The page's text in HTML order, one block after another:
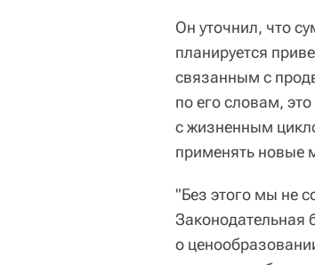
Он уточнил, что
планируется
связанным с
по его словам,
с жизненным
применять новые
"Без этого мы не
Законодательная
о